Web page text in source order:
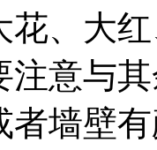
花、大
注意与
者墙壁